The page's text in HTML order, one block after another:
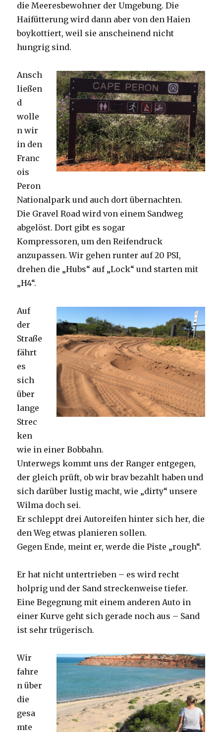
die Meeresbewohner der Umgebung. Die
Haifütterung wird dann aber von den Haien
boykottiert, weil sie anscheinend nicht
hungrig sind.
Ansch
ließen
d
wolle
n wir
in den
Franc
ois
Peron
Nationalpark und auch dort übernachten.
Die Gravel Road wird von einem Sandweg
abgelöst. Dort gibt es sogar
Kompressoren, um den Reifendruck
anzupassen. Wir gehen runter auf 20 PSI,
drehen die „Hubs“ auf „Lock“ und starten mit
„H4“.
Auf
der
Straße
fährt
es
sich
über
lange
Strec
ken
wie in einer Bobbahn.
Unterwegs kommt uns der Ranger entgegen,
der gleich prüft, ob wir brav bezahlt haben und
sich darüber lustig macht, wie „dirty“ unsere
Wilma doch sei.
Er schleppt drei Autoreifen hinter sich her, die
den Weg etwas planieren sollen.
Gegen Ende, meint er, werde die Piste „rough“.
Er hat nicht untertrieben – es wird recht
holprig und der Sand streckenweise tiefer.
Eine Begegnung mit einem anderen Auto in
einer Kurve geht sich gerade noch aus – Sand
ist sehr trügerisch.
Wir
fahre
n über
die
gesa
mte